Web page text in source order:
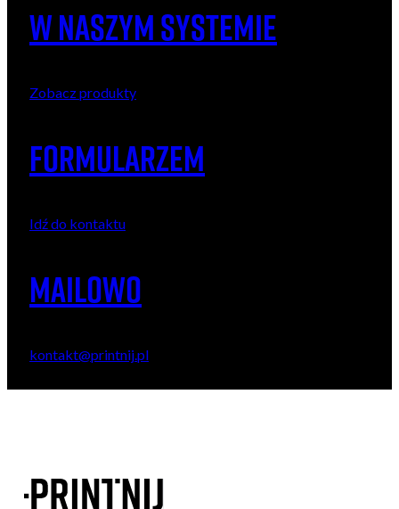
W naszym systemie
Zobacz produkty
formularzeM
Idź do kontaktu
Mailowo
kontakt@printnij.pl